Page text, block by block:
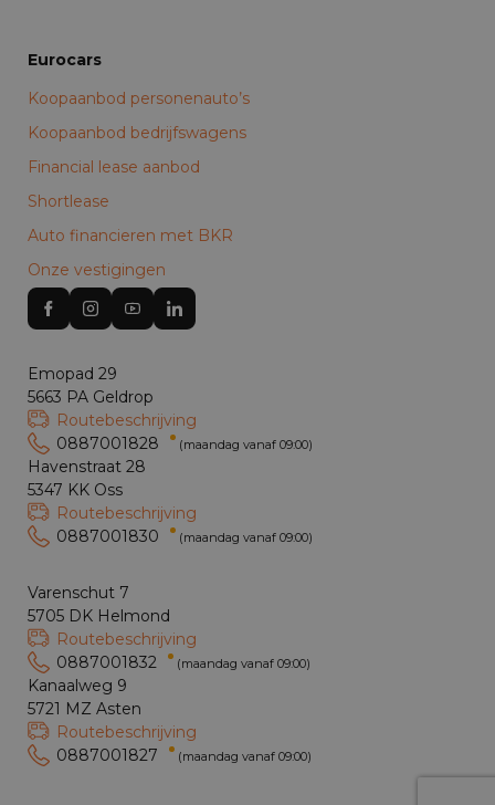
Eurocars
Koopaanbod personenauto’s
Koopaanbod bedrijfswagens
Financial lease aanbod
Shortlease
Auto financieren met BKR
Onze vestigingen
Emopad 29
5663 PA Geldrop
Routebeschrijving
0887001828
(maandag vanaf 09:00)
Havenstraat 28
5347 KK Oss
Routebeschrijving
0887001830
(maandag vanaf 09:00)
Varenschut 7
5705 DK Helmond
Routebeschrijving
0887001832
(maandag vanaf 09:00)
Kanaalweg 9
5721 MZ Asten
Routebeschrijving
0887001827
(maandag vanaf 09:00)